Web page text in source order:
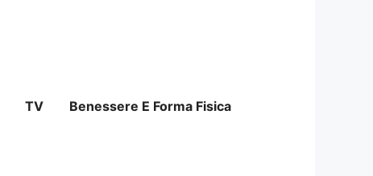
TV Benessere E Forma Fisica